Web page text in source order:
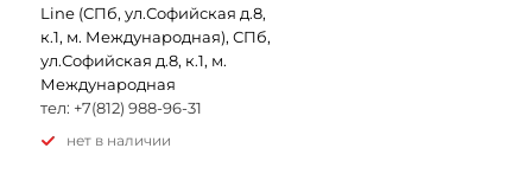
Line (СПб, ул.Софийская д.8,
к.1, м. Международная), СПб,
ул.Софийская д.8, к.1, м.
Международная
тел: +7(812) 988-96-31
Нет в наличии